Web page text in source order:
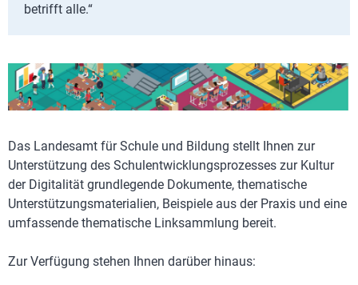
betrifft alle.“
Das Landesamt für Schule und Bildung stellt Ihnen zur
Unterstützung des Schulentwicklungsprozesses zur Kultur
der Digitalität grundlegende Dokumente, thematische
Unterstützungsmaterialien, Beispiele aus der Praxis und eine
umfassende thematische Linksammlung bereit.
Zur Verfügung stehen Ihnen darüber hinaus: